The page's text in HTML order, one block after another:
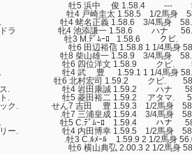
デイ 牡5 浜中 俊 1.58.4 --- 58.0
ス 牡4 戸崎圭太 1.58.5 1/2馬身 58.0
タ. 牡4 蛯名正義 1.58.6 3/4馬身 58.0
ンドラ 牝4 池添謙一 1.58.6 ハナ 56.0
ス 牡3 M.ﾃﾞﾑｰﾛ_ 1.58.6 クビ. 56.0
. 牡6 田辺裕信 1.58.8 1 1/4馬身 58.0
8 柴山雄一 1.58.9 3/4馬身 58.0
ァ 牡6 四位洋文 1.58.9 クビ. 58.0
リ. 牡4 武 豊 1.59.1 1 1/4馬身 58.0
グ 牡6 北村宏司 1.59.2 クビ. 58.0
ウス. 牡4 岩田康誠 1.59.2 ハナ 58.0
クト. 牡5 菱田裕二 1.59.2 アタマ. 58.0
ィック. せん7 吉田 豊 1.59.3 1/2馬身 58.0
牡7 三浦皇成 1.59.4 3/4馬身 58.0
ィズ. 牡5 C.ﾃﾞﾑｰﾛ 1.59.4 ハナ 58.0
ンリー. 牡4 内田博幸 1.59.5 1/2馬身 58.0
ン .牡3 C.ﾙﾒｰﾙ _ 1.59.9 2 1/2馬身 56.0
牡6 横山典弘 2.00.3 2 1/2馬身 58.0